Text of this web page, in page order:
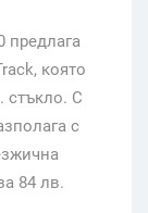
предлага
която
стъкло. С
с
84 лв.